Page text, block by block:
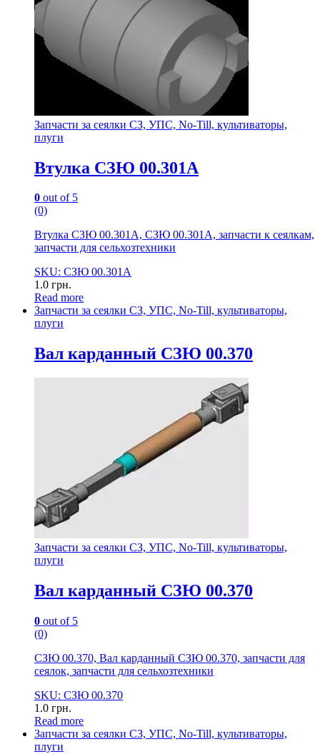
Запчасти за сеялки СЗ, УПС, No-Till, культиваторы,
плуги
Втулка СЗЮ 00.301А
0 out of 5
(0)
Втулка СЗЮ 00.301А, СЗЮ 00.301А, запчасти к сеялкам,
запчасти для сельхозтехники
SKU: СЗЮ 00.301А
1.0 грн.
Read more
Запчасти за сеялки СЗ, УПС, No-Till, культиваторы,
плуги
Вал карданный СЗЮ 00.370
Запчасти за сеялки СЗ, УПС, No-Till, культиваторы,
плуги
Вал карданный СЗЮ 00.370
0 out of 5
(0)
СЗЮ 00.370, Вал карданный СЗЮ 00.370, запчасти для
сеялок, запчасти для сельхозтехники
SKU: СЗЮ 00.370
1.0 грн.
Read more
Запчасти за сеялки СЗ, УПС, No-Till, культиваторы,
плуги